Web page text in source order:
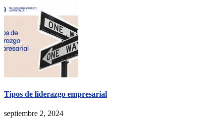
Tipos de liderazgo empresarial
septiembre 2, 2024